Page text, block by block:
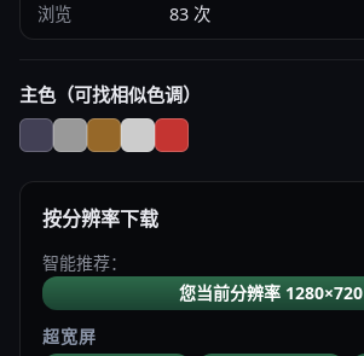
浏览 83 次
主色（可找相似色调）
按分辨率下载
智能推荐：
您当前分辨率 1280×720
超宽屏